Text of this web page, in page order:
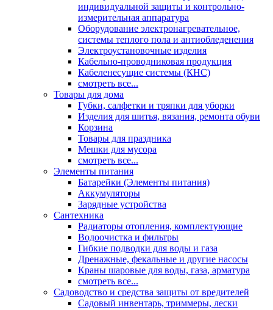
индивидуальной защиты и контрольно-
измерительная аппаратура
Оборудование электронагревательное,
системы теплого пола и антиобледенения
Электроустановочные изделия
Кабельно-проводниковая продукция
Кабеленесущие системы (КНС)
смотреть все...
Товары для дома
Губки, салфетки и тряпки для уборки
Изделия для шитья, вязания, ремонта обуви
Корзина
Товары для праздника
Мешки для мусора
смотреть все...
Элементы питания
Батарейки (Элементы питания)
Аккумуляторы
Зарядные устройства
Сантехника
Радиаторы отопления, комплектующие
Водоочистка и фильтры
Гибкие подводки для воды и газа
Дренажные, фекальные и другие насосы
Краны шаровые для воды, газа, арматура
смотреть все...
Садоводство и средства защиты от вредителей
Садовый инвентарь, триммеры, лески